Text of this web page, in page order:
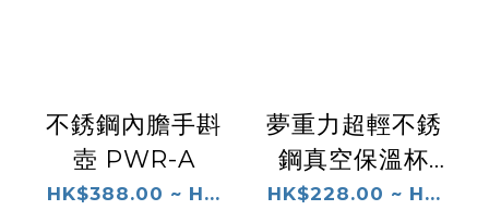
不銹鋼內膽手斟
壺 PWR-A
HK$388.00 ~ H...
夢重力超輕不銹
鋼真空保溫杯
MMP-W1
HK$228.00 ~ H...